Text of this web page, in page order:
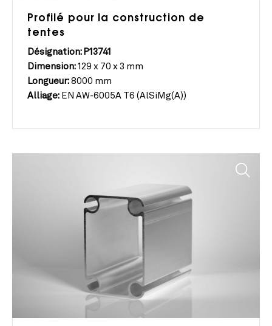
Profilé pour la construction de
tentes
Désignation: P13741
Dimension: 129 x 70 x 3 mm
Longueur: 8000 mm
Alliage: EN AW-6005A T6 (AlSiMg(A))